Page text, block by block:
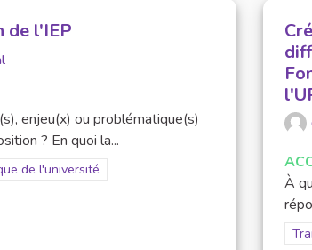
de l'IEP
enjeu(x) ou problématique(s)
? En quoi la...
Transition écologique de l'université
de l'université
À